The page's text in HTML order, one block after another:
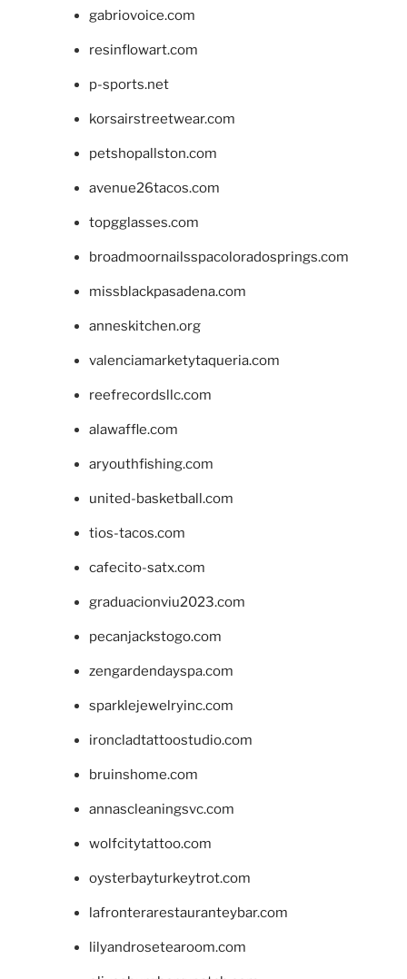
gabriovoice.com
resinflowart.com
p-sports.net
korsairstreetwear.com
petshopallston.com
avenue26tacos.com
topgglasses.com
broadmoornailsspacoloradosprings.com
missblackpasadena.com
anneskitchen.org
valenciamarketytaqueria.com
reefrecordsllc.com
alawaffle.com
aryouthfishing.com
united-basketball.com
tios-tacos.com
cafecito-satx.com
graduacionviu2023.com
pecanjackstogo.com
zengardendayspa.com
sparklejewelryinc.com
ironcladtattoostudio.com
bruinshome.com
annascleaningsvc.com
wolfcitytattoo.com
oysterbayturkeytrot.com
lafronterarestauranteybar.com
lilyandrosetearoom.com